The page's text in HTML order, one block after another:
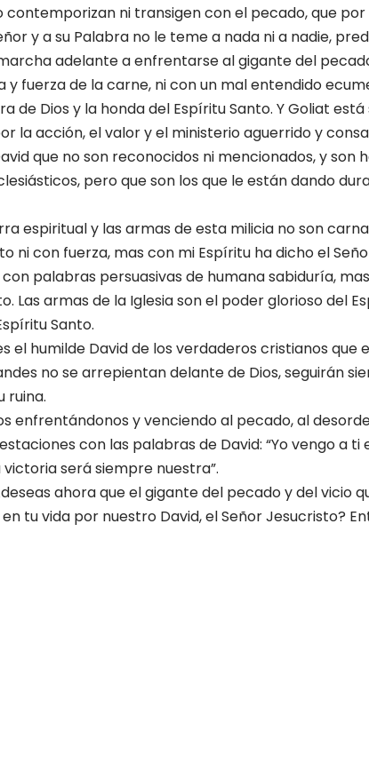
contemporizan ni transigen con el pecado, que
y a su Palabra no le teme a nada ni a nadie,
adelante a enfrentarse al gigante del
y fuerza de la carne, ni con un mal entendido
de Dios y la honda del Espíritu Santo. Y Goliat
la acción, el valor y el ministerio aguerrido y
que no son reconocidos ni mencionados, y son
pero que son los que le están dando
espiritual y las armas de esta milicia no son
ni con fuerza, mas con mi Espíritu ha dicho el
palabras persuasivas de humana sabiduría,
Las armas de la Iglesia son el poder glorioso del
Santo.
el humilde David de los verdaderos cristianos
no se arrepientan delante de Dios, seguirán
ruina.
enfrentándonos y venciendo al pecado, al
con las palabras de David: “Yo vengo a
será siempre nuestra”.
ahora que el gigante del pecado y del vicio
tu vida por nuestro David, el Señor Jesucristo?